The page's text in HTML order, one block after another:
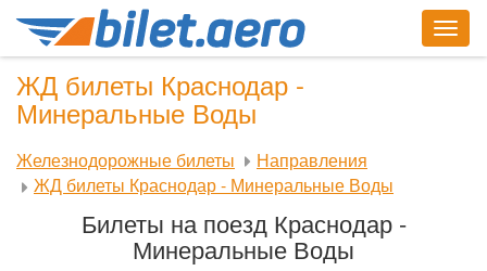
ЖД билеты Краснодар -
Минеральные Воды
Железнодорожные билеты
Направления
ЖД билеты Краснодар - Минеральные Воды
Билеты на поезд Краснодар -
Минеральные Воды